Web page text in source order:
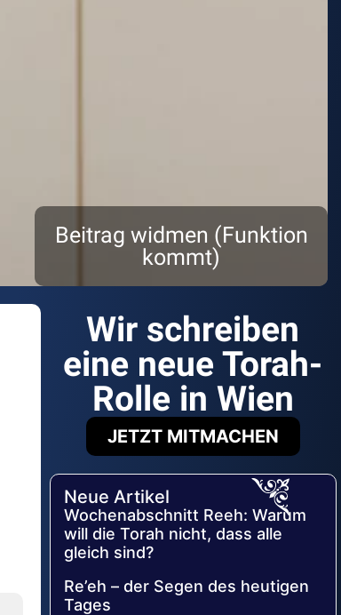
Beitrag widmen (Funktion
kommt)
Wir schreiben
eine neue Torah-
Rolle in Wien
JETZT MITMACHEN
Neue Artikel
Wochenabschnitt Reeh: Warum
will die Torah nicht, dass alle
gleich sind?
Re’eh – der Segen des heutigen
Tages